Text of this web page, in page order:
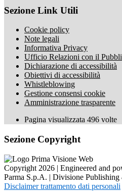
Sezione Link Utili
Cookie policy
Note legali
Informativa Privacy
Ufficio Relazioni con il
Dichiarazione di accessibilità
Obiettivi di accessibilità
Whistleblowing
Gestione consensi cookie
Amministrazione trasparente
Pagina visualizzata 496 volte
Sezione Copyright
Copyright 2026 | Engineered and
Parma S.p.A. | Divisione
Disclaimer trattamento dati personali